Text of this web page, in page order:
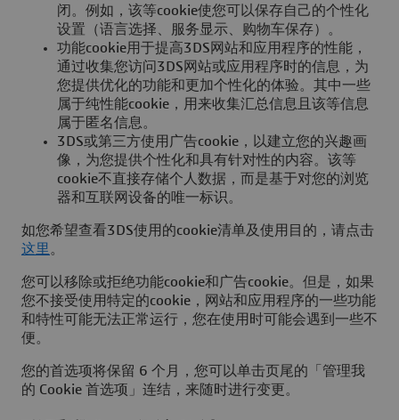
闭。例如，该等cookie使您可以保存自己的个性化
设置（语言选择、服务显示、购物车保存）。
功能cookie用于提高3DS网站和应用程序的性能，
通过收集您访问3DS网站或应用程序时的信息，为
您提供优化的功能和更加个性化的体验。其中一些
属于纯性能cookie，用来收集汇总信息且该等信息
属于匿名信息。
3DS或第三方使用广告cookie，以建立您的兴趣画
像，为您提供个性化和具有针对性的内容。该等
cookie不直接存储个人数据，而是基于对您的浏览
器和互联网设备的唯一标识。
如您希望查看3DS使用的cookie清单及使用目的，请点击
这里 。
您可以移除或拒绝功能cookie和广告cookie。但是，如果
您不接受使用特定的cookie，网站和应用程序的一些功能
和特性可能无法正常运行，您在使用时可能会遇到一些不
便。
您的首选项将保留 6 个月，您可以单击页尾的「管理我
的 Cookie 首选项」连结，来随时进行变更。